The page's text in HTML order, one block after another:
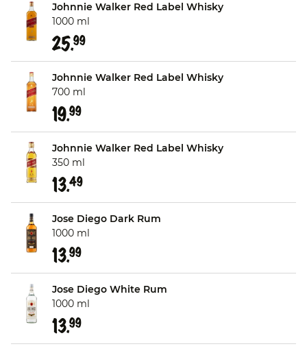
Johnnie Walker Red Label Whisky
1000 ml
25.99
Johnnie Walker Red Label Whisky
700 ml
19.99
Johnnie Walker Red Label Whisky
350 ml
13.49
Jose Diego Dark Rum
1000 ml
13.99
Jose Diego White Rum
1000 ml
13.99